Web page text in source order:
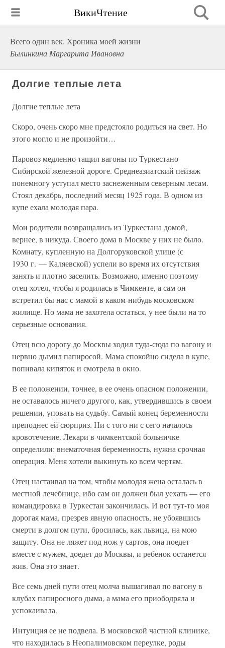
ВикиЧтение
Всего один век. Хроника моей жизни
Былинкина Маргарита Ивановна
Долгие теплые лета
Долгие теплые лета
Скоро, очень скоро мне предстояло родиться на свет. Но
этого могло и не произойти…
Паровоз медленно тащил вагоны по Туркестано-
Сибирской железной дороге. Среднеазиатский пейзаж
понемногу уступал место заснеженным северным лесам.
Стоял декабрь, последний месяц 1925 года. В одном из
купе ехала молодая пара.
Мои родители возвращались из Туркестана домой,
вернее, в никуда. Своего дома в Москве у них не было.
Комнату, купленную на Долгоруковской улице (с
1930 г. — Каляевской) успели во время их отсутствия
занять и плотно заселить. Возможно, именно поэтому
отец хотел, чтобы я родилась в Чимкенте, а сам он
встретил бы нас с мамой в каком-нибудь московском
жилище. Но мама не захотела остаться, у нее были на то
серьезные основания.
Отец всю дорогу до Москвы ходил туда-сюда по вагону и
нервно дымил папиросой. Мама спокойно сидела в купе,
попивала кипяток и смотрела в окно.
В ее положении, точнее, в ее очень опасном положении,
не оставалось ничего другого, как, утвердившись в своем
решении, уповать на судьбу. Самый конец беременности
преподнес ей сюрприз. Ни с того ни с сего началось
кровотечение. Лекари в чимкентской больничке
определили: внематочная беременность, нужна срочная
операция. Меня хотели выкинуть ко всем чертям.
Отец настаивал на том, чтобы молодая жена осталась в
местной лечебнице, ибо сам он должен был уехать — его
командировка в Туркестан закончилась. И вот тут-то моя
дорогая мама, презрев явную опасность, не убоявшись
смерти в долгом пути, бросилась, как львица, на мою
защиту. Она не ляжет под нож у сартов, она поедет
вместе с мужем, доедет до Москвы, и ребенок останется
жив. Она это знает.
Все семь дней пути отец молча вышагивал по вагону в
клубах папиросного дыма, а мама его приободряла и
успокаивала.
Интуиция ее не подвела. В московской частной клинике,
что находилась в Неопалимовском переулке, роды